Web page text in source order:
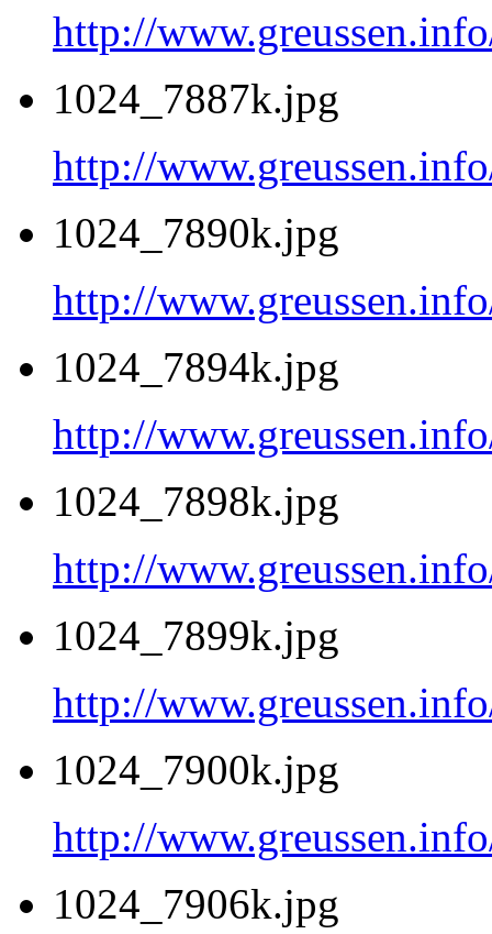
http://
1024_7887k.jpg
http://
1024_7890k.jpg
http://
1024_7894k.jpg
http://
1024_7898k.jpg
http://
1024_7899k.jpg
http://
1024_7900k.jpg
http://
1024_7906k.jpg